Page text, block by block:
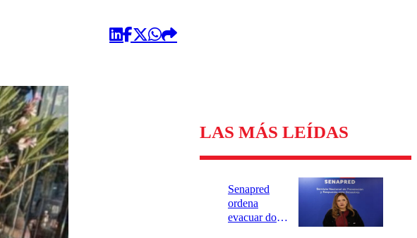
LAS MÁS LEÍDAS
Senapred
ordena
evacuar dos